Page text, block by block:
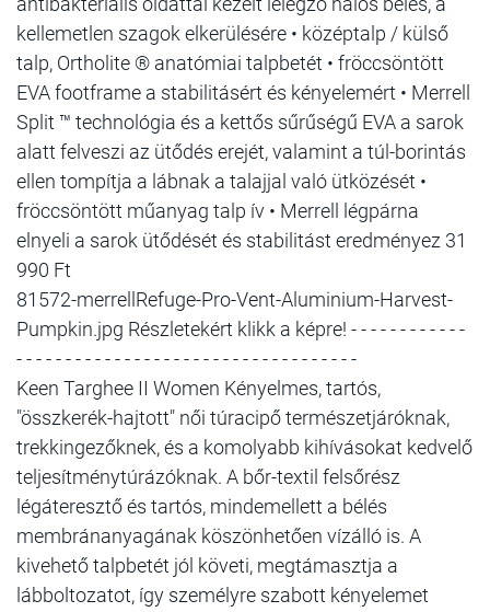
kellemetlen szagok elkerülésére • középtalp / külső
talp, Ortholite ® anatómiai talpbetét • fröccsöntött
EVA footframe a stabilitásért és kényelemért • Merrell
Split ™ technológia és a kettős sűrűségű EVA a sarok
alatt felveszi az ütődés erejét, valamint a túl-borintás
ellen tompítja a lábnak a talajjal való ütközését •
fröccsöntött műanyag talp ív • Merrell légpárna
elnyeli a sarok ütődését és stabilitást eredményez 31
990 Ft
81572-merrellRefuge-Pro-Vent-Aluminium-Harvest-
Pumpkin.jpg Részletekért klikk a képre! - - - - - - - - - - - -
- - - - - - - - - - - - - - - - - - - - - - - - - - - - - - - - - - -
Keen Targhee II Women Kényelmes, tartós,
"összkerék-hajtott" női túracipő természetjáróknak,
trekkingezőknek, és a komolyabb kihívásokat kedvelő
teljesítménytúrázóknak. A bőr-textil felsőrész
légáteresztő és tartós, mindemellett a bélés
membránanyagának köszönhetően vízálló is. A
kivehető talpbetét jól követi, megtámasztja a
lábboltozatot, így személyre szabott kényelemet